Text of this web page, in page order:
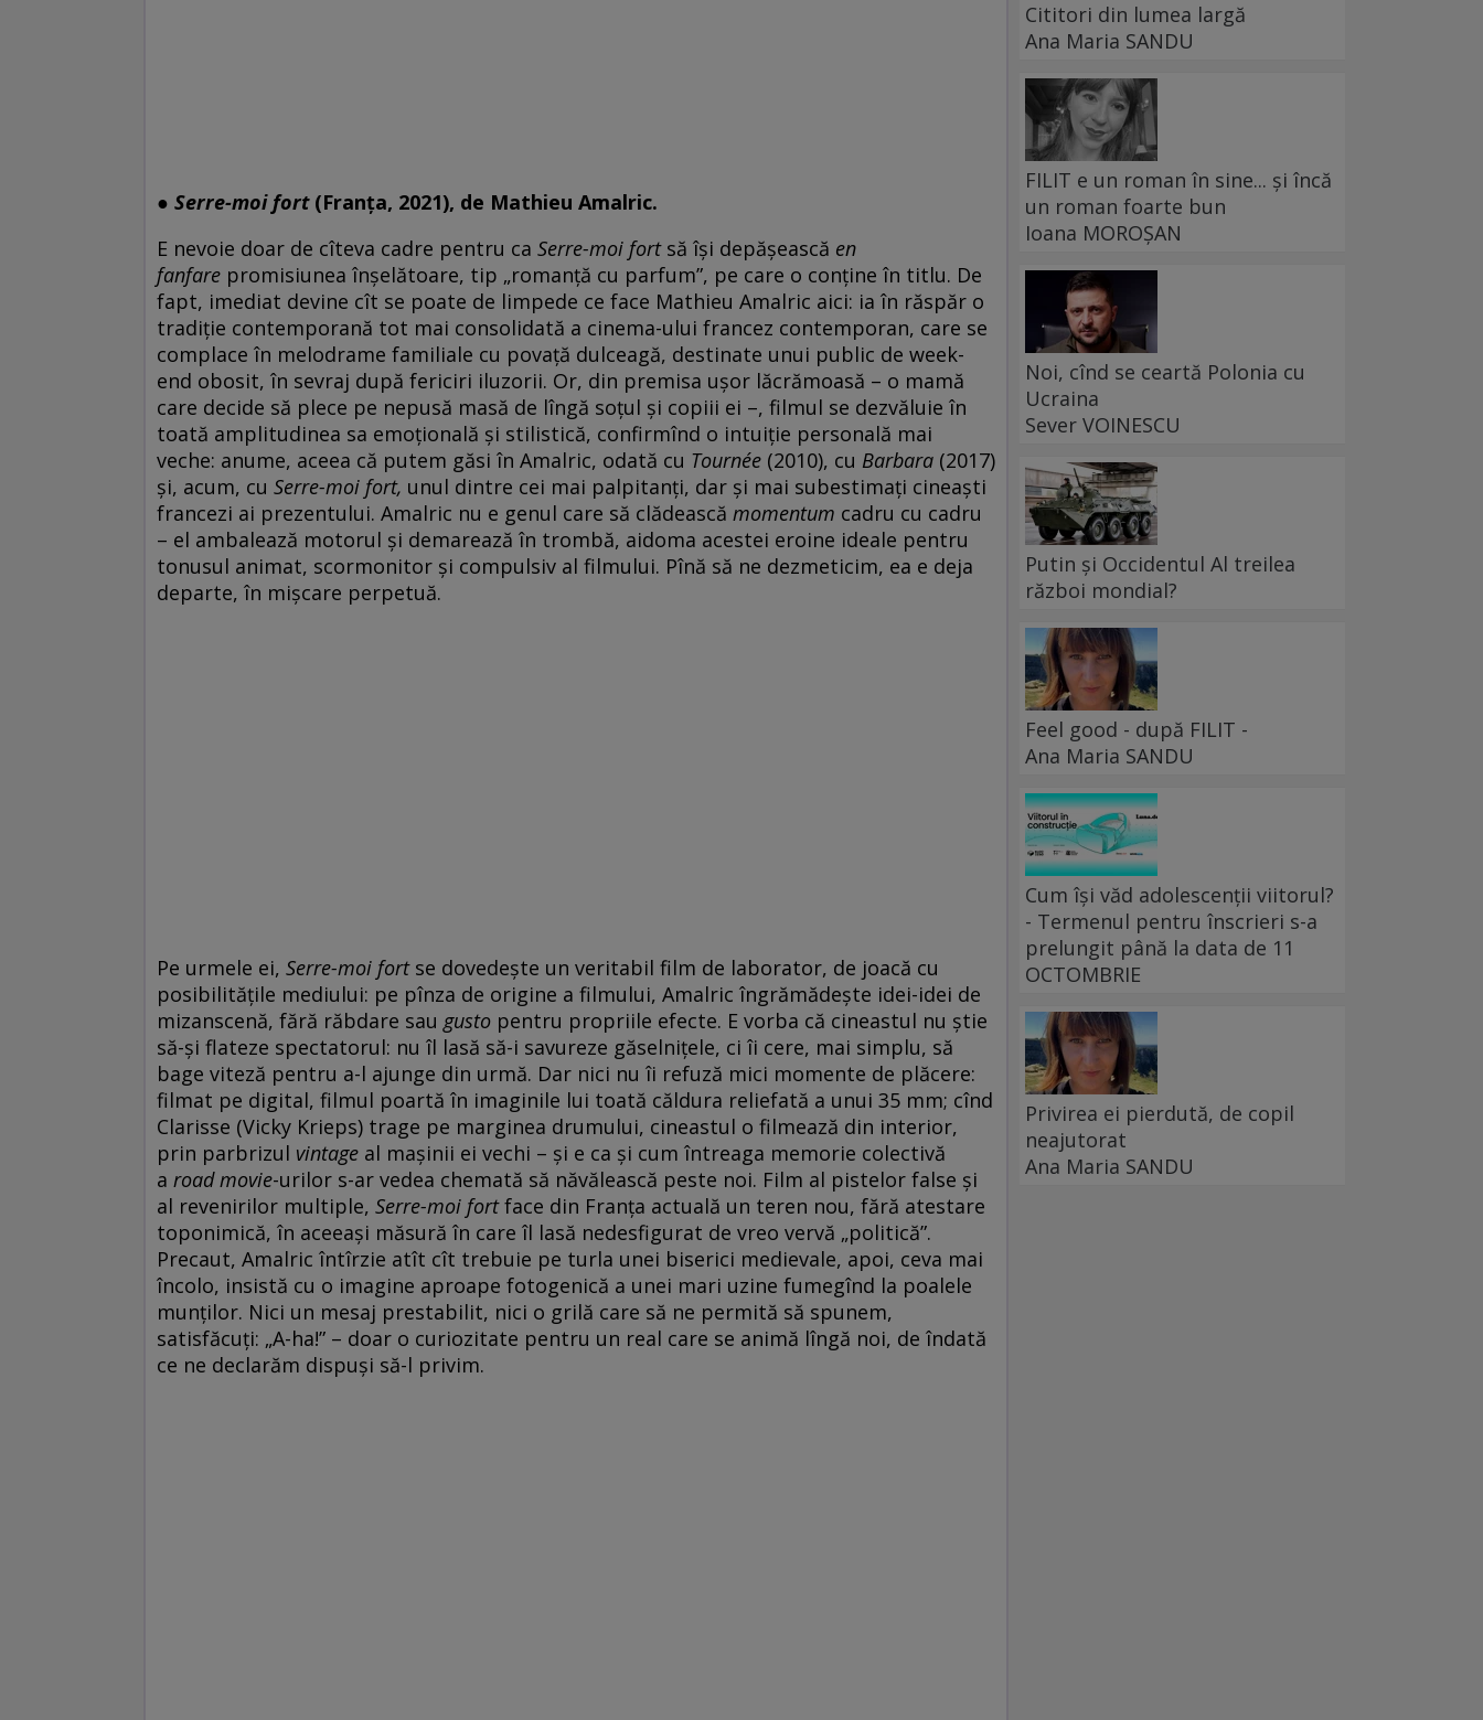
● Serre-moi fort (Franța, 2021), de Mathieu Amalric.
E nevoie doar de cîteva cadre pentru ca Serre-moi fortsă își depășească en
fanfare promisiunea înșelătoare, tip „romanță cu parfum”, pe care o conține în titlu. De
fapt, imediat devine cît se poate de limpede ce face Mathieu Amalric aici: ia în răspăr o
tradiție contemporană tot mai consolidată a cinema-ului francez contemporan, care se
complace în melodrame familiale cu povață dulceagă, destinate unui public de week-
end obosit, în sevraj după fericiri iluzorii. Or, din premisa ușor lăcrămoasă – o mamă
care decide să plece pe nepusă masă de lîngă soțul și copiii ei –, filmul se dezvăluie în
toată amplitudinea sa emoțională și stilistică, confirmînd o intuiție personală mai
veche: anume, aceea că putem găsi în Amalric, odată cu Tournée (2010), cu Barbara (2017)
și, acum, cu Serre-moi fort, unul dintre cei mai palpitanți, dar și mai subestimați cineaști
francezi ai prezentului. Amalric nu e genul care să clădească momentum cadru cu cadru
– el ambalează motorul și demarează în trombă, aidoma acestei eroine ideale pentru
tonusul animat, scormonitor și compulsiv al filmului. Pînă să ne dezmeticim, ea e deja
departe, în mișcare perpetuă.
Pe urmele ei, Serre-moi fortse dovedește un veritabil film de laborator, de joacă cu
posibilitățile mediului: pe pînza de origine a filmului, Amalric îngrămădește idei-idei de
mizanscenă, fără răbdare sau gusto pentru propriile efecte. E vorba că cineastul nu știe
să-și flateze spectatorul: nu îl lasă să-i savureze găselnițele, ci îi cere, mai simplu, să
bage viteză pentru a-l ajunge din urmă. Dar nici nu îi refuză mici momente de plăcere:
filmat pe digital, filmul poartă în imaginile lui toată căldura reliefată a unui 35 mm; cînd
Clarisse (Vicky Krieps) trage pe marginea drumului, cineastul o filmează din interior,
prin parbrizul vintage al mașinii ei vechi – și e ca și cum întreaga memorie colectivă
a road movie-urilor s-ar vedea chemată să năvălească peste noi. Film al pistelor false și
al revenirilor multiple, Serre-moi fortface din Franța actuală un teren nou, fără atestare
toponimică, în aceeași măsură în care îl lasă nedesfigurat de vreo vervă „politică”.
Precaut, Amalric întîrzie atît cît trebuie pe turla unei biserici medievale, apoi, ceva mai
încolo, insistă cu o imagine aproape fotogenică a unei mari uzine fumegînd la poalele
munților. Nici un mesaj prestabilit, nici o grilă care să ne permită să spunem,
satisfăcuți: „A-ha!” – doar o curiozitate pentru un real care se animă lîngă noi, de îndată
ce ne declarăm dispuși să-l privim.
Cititori din lumea largă
Ana Maria SANDU
FILIT e un roman în sine... și încă
un roman foarte bun
Ioana MOROȘAN
Noi, cînd se ceartă Polonia cu
Ucraina
Sever VOINESCU
Putin și Occidentul Al treilea
război mondial?
Feel good - după FILIT -
Ana Maria SANDU
Cum își văd adolescenții viitorul?
- Termenul pentru înscrieri s-a
prelungit până la data de 11
OCTOMBRIE
Privirea ei pierdută, de copil
neajutorat
Ana Maria SANDU